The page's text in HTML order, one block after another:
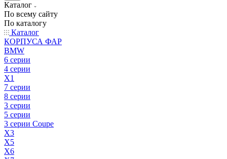
Каталог
По всему сайту
По каталогу
Каталог
КОРПУСА ФАР
BMW
6 серии
4 серии
X1
7 серии
8 серии
3 серии
5 серии
3 серии Coupe
X3
X5
X6